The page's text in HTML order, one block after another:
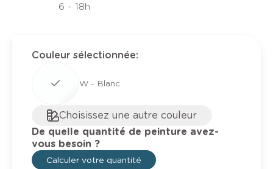
6 - 18h
Couleur sélectionnée:
W - Blanc
Choisissez une autre couleur
De quelle quantité de peinture avez-
vous besoin ?
Calculer votre quantité